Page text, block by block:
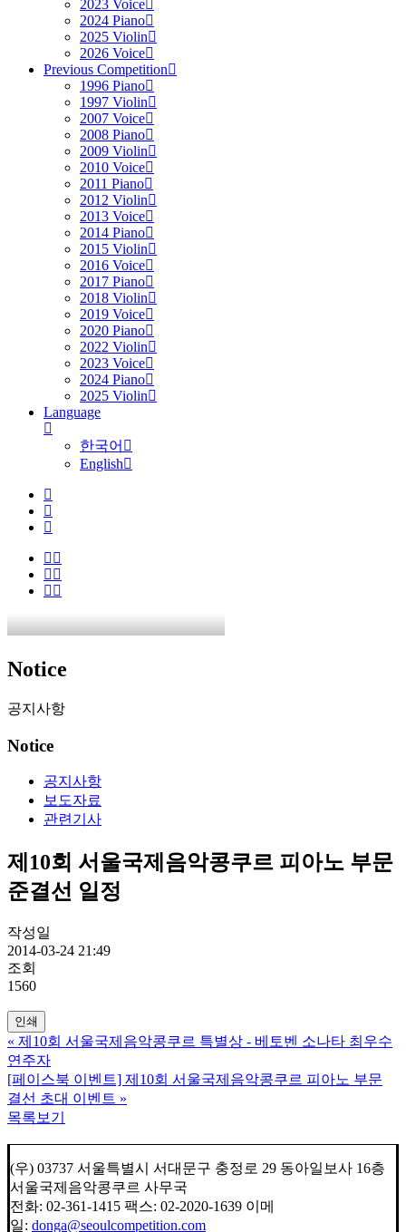
2023 Voice
2024 Piano
2025 Violin
2026 Voice
Previous Competition
1996 Piano
1997 Violin
2007 Voice
2008 Piano
2009 Violin
2010 Voice
2011 Piano
2012 Violin
2013 Voice
2014 Piano
2015 Violin
2016 Voice
2017 Piano
2018 Violin
2019 Voice
2020 Piano
2022 Violin
2023 Voice
2024 Piano
2025 Violin
Language
한국어
English
Notice
공지사항
Notice
공지사항
보도자료
관련기사
제10회 서울국제음악콩쿠르 피아노 부문
준결선 일정
작성일
2014-03-24 21:49
조회
1560
인쇄
« 제10회 서울국제음악콩쿠르 특별상 - 베토벤 소나타 최우수
연주자
[페이스북 이벤트] 제10회 서울국제음악콩쿠르 피아노 부문
결선 초대 이벤트 »
목록보기
(우) 03737 서울특별시 서대문구 충정로 29 동아일보사 16층
서울국제음악콩쿠르 사무국
전화: 02-361-1415 팩스: 02-2020-1639 이메
일: donga@seoulcompetition.com